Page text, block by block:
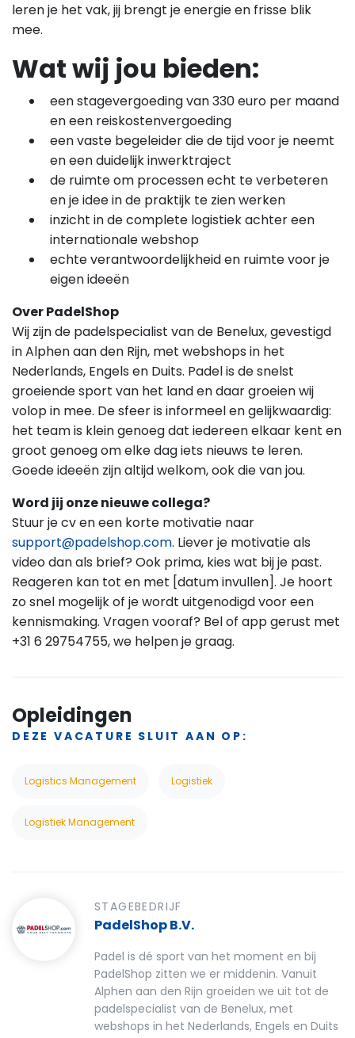
leren je het vak, jij brengt je energie en frisse blik
mee.
Wat wij jou bieden:
een stagevergoeding van 330 euro per maand
en een reiskostenvergoeding
een vaste begeleider die de tijd voor je neemt
en een duidelijk inwerktraject
de ruimte om processen echt te verbeteren
en je idee in de praktijk te zien werken
inzicht in de complete logistiek achter een
internationale webshop
echte verantwoordelijkheid en ruimte voor je
eigen ideeën
Over PadelShop
Wij zijn de padelspecialist van de Benelux, gevestigd
in Alphen aan den Rijn, met webshops in het
Nederlands, Engels en Duits. Padel is de snelst
groeiende sport van het land en daar groeien wij
volop in mee. De sfeer is informeel en gelijkwaardig:
het team is klein genoeg dat iedereen elkaar kent en
groot genoeg om elke dag iets nieuws te leren.
Goede ideeën zijn altijd welkom, ook die van jou.
Word jij onze nieuwe collega?
Stuur je cv en een korte motivatie naar
support@padelshop.com. Liever je motivatie als
video dan als brief? Ook prima, kies wat bij je past.
Reageren kan tot en met [datum invullen]. Je hoort
zo snel mogelijk of je wordt uitgenodigd voor een
kennismaking. Vragen vooraf? Bel of app gerust met
+31 6 29754755, we helpen je graag.
Opleidingen
DEZE VACATURE SLUIT AAN OP:
Logistics Management Logistiek
Logistiek Management
STAGEBEDRIJF
PadelShop B.V.
Padel is dé sport van het moment en bij
PadelShop zitten we er middenin. Vanuit
Alphen aan den Rijn groeiden we uit tot de
padelspecialist van de Benelux, met
webshops in het Nederlands, Engels en Duits